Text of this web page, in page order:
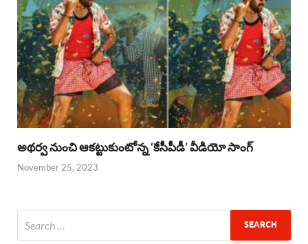
అథర్వ నుంచి ఆకట్టుకుంటోన్న ‘కేసీపీడీ’ వీడియో సాంగ్
November 25, 2023